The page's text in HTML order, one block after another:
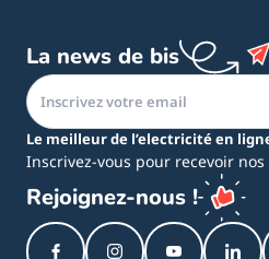
La news de bis
Le meilleur de l’electricité en
Inscrivez-vous pour recevoir
Rejoignez-nous !